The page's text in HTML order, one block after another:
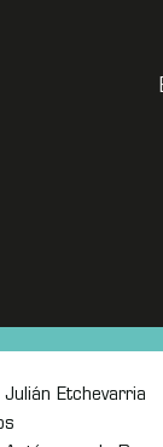
Julián Etchevarria